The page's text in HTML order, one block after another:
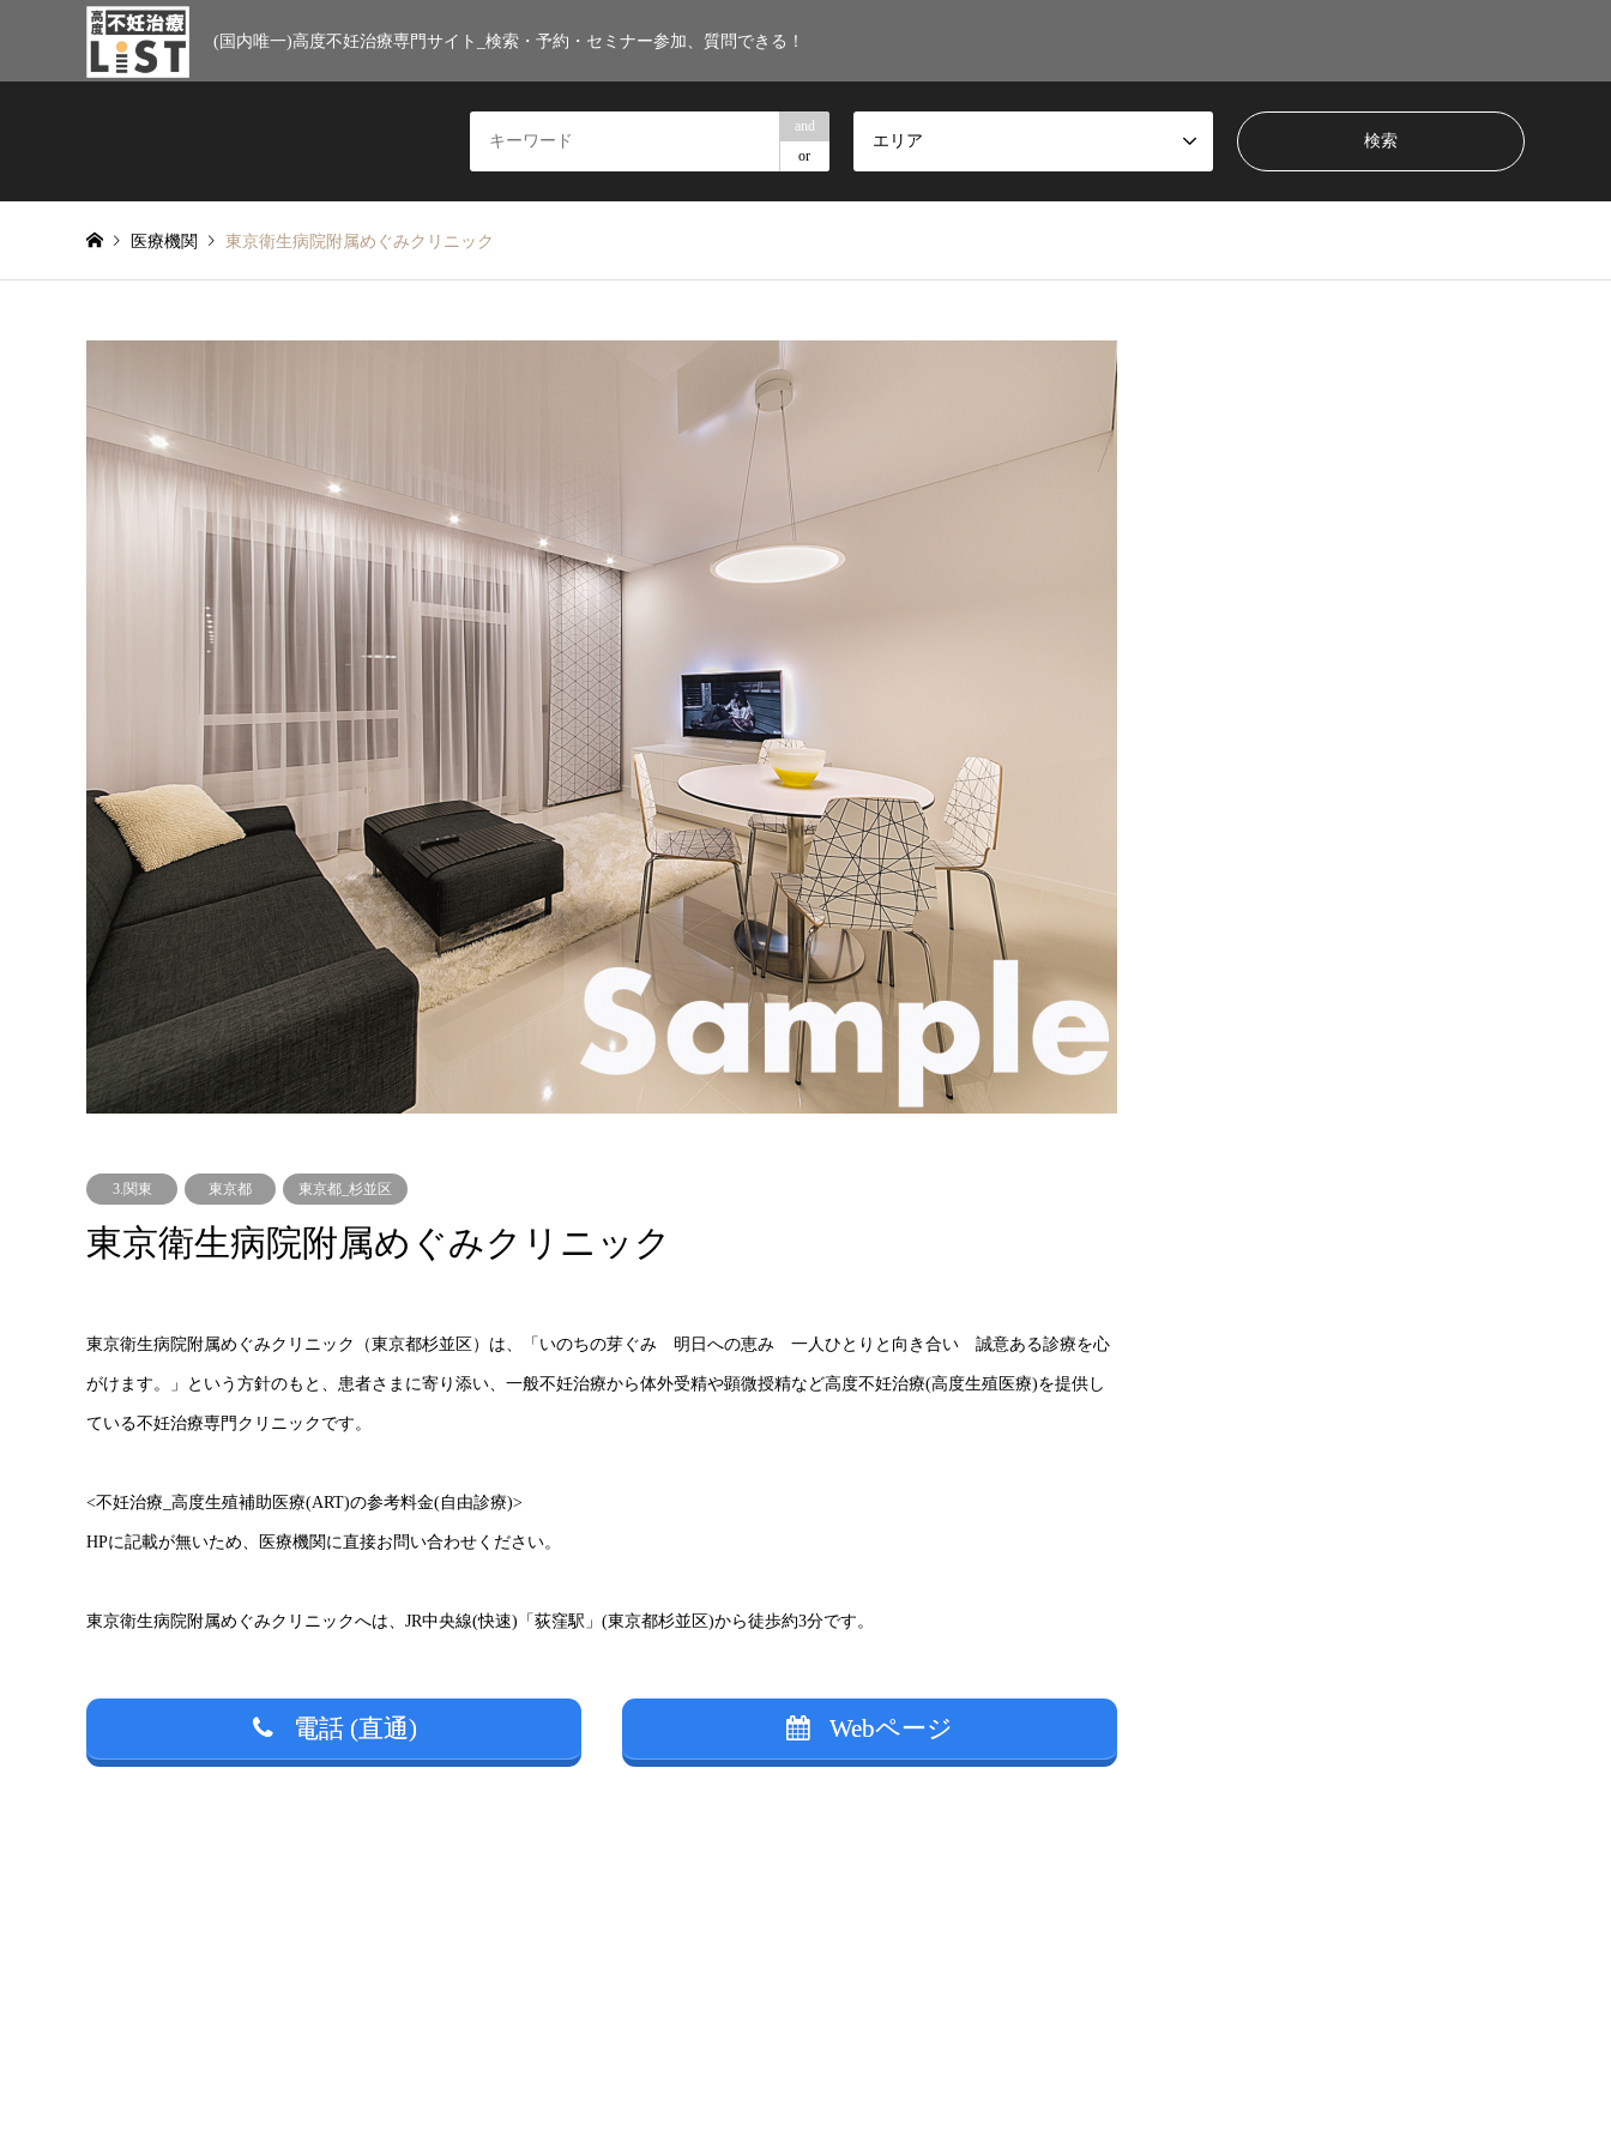
(国内唯一)高度不妊治療専門サイト_検索・予約・セミナー参加、質問できる！
and
or
エリア
医療機関 東京衛生病院附属めぐみクリニック
3.関東 東京都 東京都_杉並区
東京衛生病院附属めぐみクリニック
東京衛生病院附属めぐみクリニック（東京都杉並区）は、「いのちの芽ぐみ 明日への恵み 一人ひとりと向き合い 誠意ある診療を心
がけます。」という方針のもと、患者さまに寄り添い、一般不妊治療から体外受精や顕微授精など高度不妊治療(高度生殖医療)を提供し
ている不妊治療専門クリニックです。
<不妊治療_高度生殖補助医療(ART)の参考料金(自由診療)>
HPに記載が無いため、医療機関に直接お問い合わせください。
東京衛生病院附属めぐみクリニックへは、JR中央線(快速)「荻窪駅」(東京都杉並区)から徒歩約3分です。
電話 (直通) Webページ